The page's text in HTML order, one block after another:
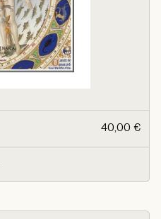
40,00 €